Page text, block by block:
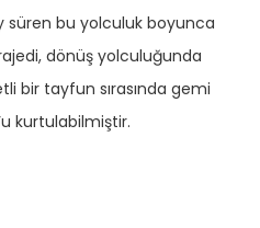
süren bu yolculuk boyunca
dönüş yolculuğunda
bir tayfun sırasında gemi
kurtulabilmiştir.